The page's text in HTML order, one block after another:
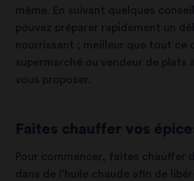
même. En suivant quelques
pouvez préparer rapidement un
nourrissant ; meilleur que tout ce
supermarché ou vendeur de plats
vous proposer.
Faites chauffer vos
Pour commencer, faites chauffer
dans de l’huile chaude afin de